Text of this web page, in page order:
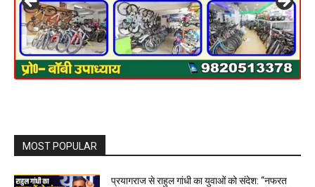
MOST POPULAR
प्रयागराज से राहुल गांधी का युवाओं को संदेश: “नफरत